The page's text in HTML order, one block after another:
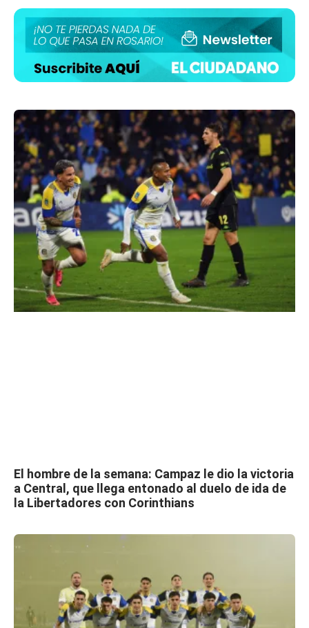
El hombre de la semana: Campaz le dio la victoria
a Central, que llega entonado al duelo de ida de
la Libertadores con Corinthians